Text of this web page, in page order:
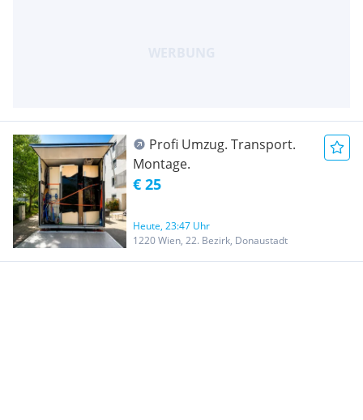
Profi Umzug. Transport.
Montage.
€ 25
Heute, 23:47 Uhr
1220 Wien, 22. Bezirk, Donaustadt